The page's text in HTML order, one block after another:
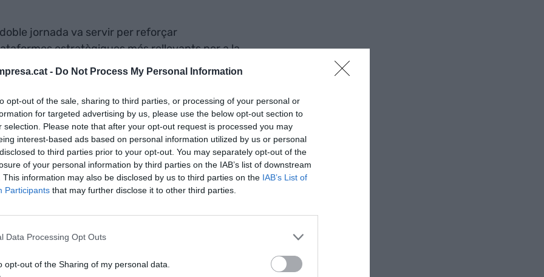
- Do Not Process My Personal Information
opt-out of the sale, sharing to third parties, or processing of your personal or
for targeted advertising by us, please use the below opt-out section to
selection. Please note that after your opt-out request is processed you may
interest-based ads based on personal information utilized by us or personal
to third parties prior to your opt-out. You may separately opt-out of the
of your personal information by third parties on the IAB’s list of downstream
This information may also be disclosed by us to third parties on the IAB’s List of
Participants that may further disclose it to other third parties.
Data Processing Opt Outs
opt-out of the Sharing of my personal data.
jornada va servir per reforçar
estratègiques més rellevants per a la
agroalimentari de Catalunya".
ecològica catalana resisteix les
de 2024 i torna a créixer
als resultats de negoci, el Catalan Food
3.000 reunions B2B
en dues jornades de
curtes, programades de forma anticipada,